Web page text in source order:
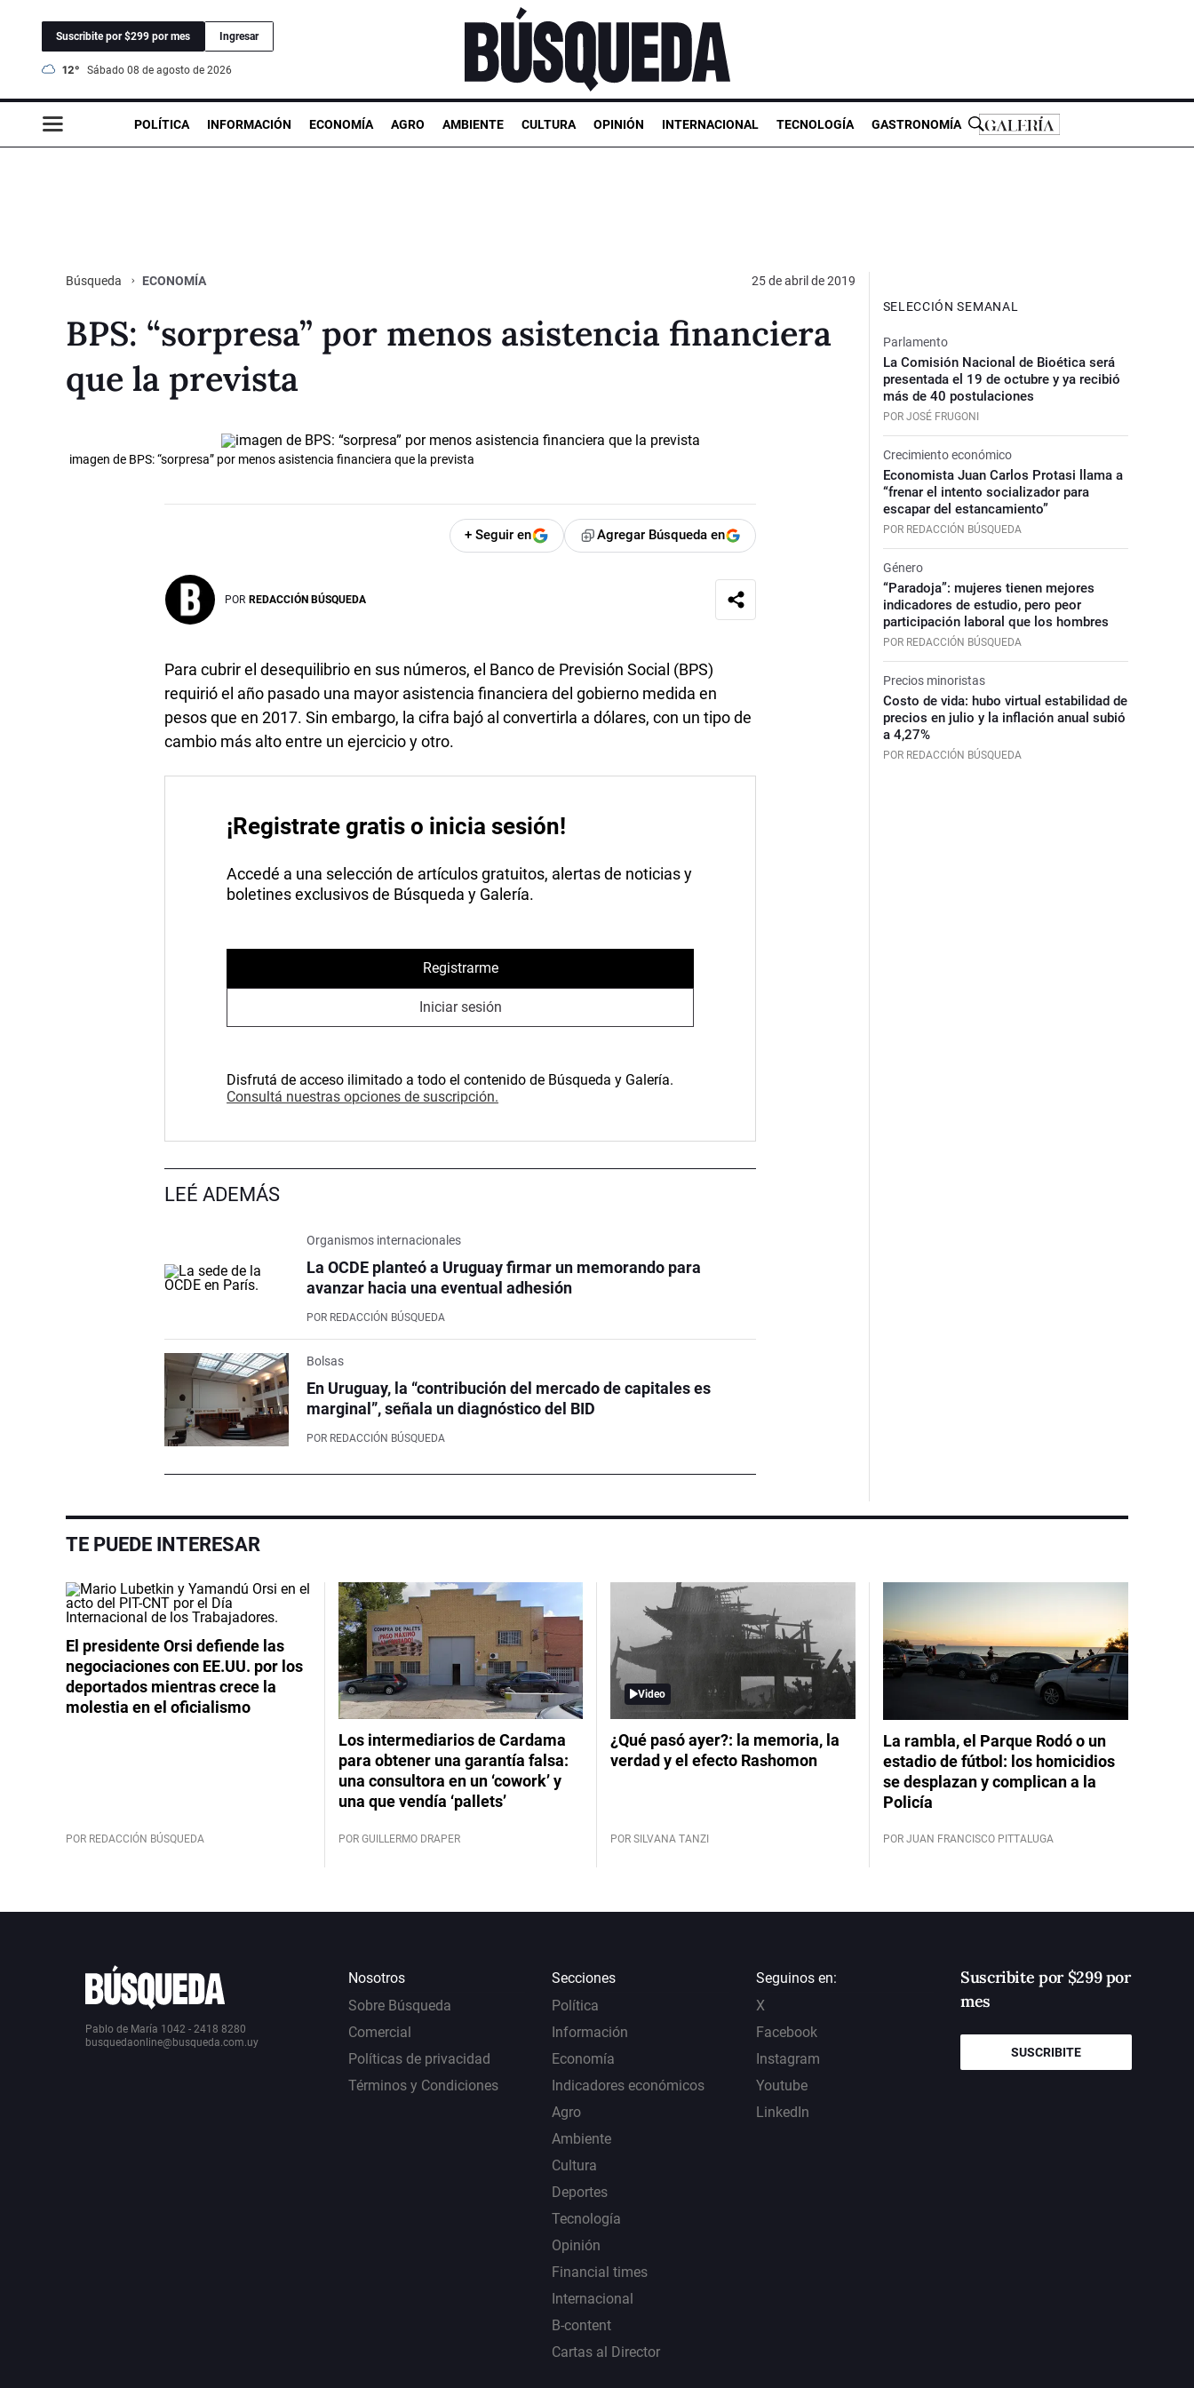
Suscribite por $299 por mes Ingresar
12° sábado 08 de agosto de 2026
POLÍTICA INFORMACIÓN ECONOMÍA AGRO AMBIENTE CULTURA OPINIÓN INTERNACIONAL TECNOLOGÍA GASTRONOMÍA
Búsqueda ECONOMÍA 25 de abril de 2019
BPS: “sorpresa” por menos asistencia financiera
que la prevista
imagen de BPS: “sorpresa” por menos asistencia financiera que la prevista
+ Seguir en Agregar Búsqueda en
POR REDACCIÓN BÚSQUEDA
Para cubrir el desequilibrio en sus números, el Banco de Previsión Social (BPS)
requirió el año pasado una mayor asistencia financiera del gobierno medida en
pesos que en 2017. Sin embargo, la cifra bajó al convertirla a dólares, con un tipo de
cambio más alto entre un ejercicio y otro.
¡Registrate gratis o inicia sesión!
Accedé a una selección de artículos gratuitos, alertas de noticias y
boletines exclusivos de Búsqueda y Galería.
Registrarme
Iniciar sesión
Disfrutá de acceso ilimitado a todo el contenido de Búsqueda y Galería.
Consultá nuestras opciones de suscripción.
LEÉ ADEMÁS
Organismos internacionales
La OCDE planteó a Uruguay firmar un memorando para
avanzar hacia una eventual adhesión
POR REDACCIÓN BÚSQUEDA
Bolsas
En Uruguay, la “contribución del mercado de capitales es
marginal”, señala un diagnóstico del BID
POR REDACCIÓN BÚSQUEDA
SELECCIÓN SEMANAL
Parlamento
La Comisión Nacional de Bioética será
presentada el 19 de octubre y ya recibió
más de 40 postulaciones
POR JOSÉ FRUGONI
Crecimiento económico
Economista Juan Carlos Protasi llama a
“frenar el intento socializador para
escapar del estancamiento”
POR REDACCIÓN BÚSQUEDA
Género
“Paradoja”: mujeres tienen mejores
indicadores de estudio, pero peor
participación laboral que los hombres
POR REDACCIÓN BÚSQUEDA
Precios minoristas
Costo de vida: hubo virtual estabilidad de
precios en julio y la inflación anual subió
a 4,27%
POR REDACCIÓN BÚSQUEDA
TE PUEDE INTERESAR
El presidente Orsi defiende las
negociaciones con EE.UU. por los
deportados mientras crece la
molestia en el oficialismo
POR REDACCIÓN BÚSQUEDA
Los intermediarios de Cardama
para obtener una garantía falsa:
una consultora en un ‘cowork’ y
una que vendía ‘pallets’
POR GUILLERMO DRAPER
Video
¿Qué pasó ayer?: la memoria, la
verdad y el efecto Rashomon
POR SILVANA TANZI
La rambla, el Parque Rodó o un
estadio de fútbol: los homicidios
se desplazan y complican a la
Policía
POR JUAN FRANCISCO PITTALUGA
Pablo de María 1042 - 2418 8280
busquedaonline@busqueda.com.uy
Nosotros
Sobre Búsqueda
Comercial
Políticas de privacidad
Términos y Condiciones
Secciones
Política
Información
Economía
Indicadores económicos
Agro
Ambiente
Cultura
Deportes
Tecnología
Opinión
Financial times
Internacional
B-content
Cartas al Director
Seguinos en:
X
Facebook
Instagram
Youtube
LinkedIn
Suscribite por $299 por
mes
SUSCRIBITE